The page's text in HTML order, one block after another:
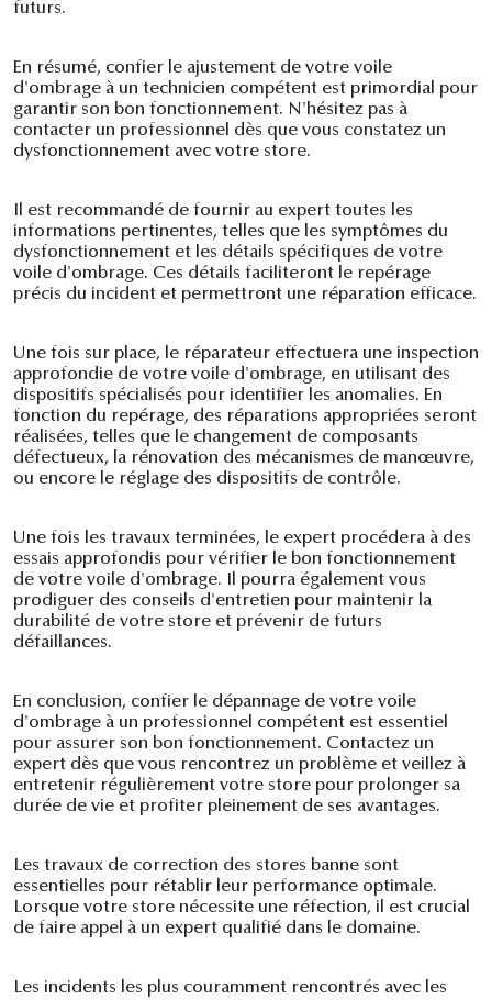
futurs.
En résumé, confier le ajustement de votre voile
d'ombrage à un technicien compétent est primordial pour
garantir son bon fonctionnement. N'hésitez pas à
contacter un professionnel dès que vous constatez un
dysfonctionnement avec votre store.
Il est recommandé de fournir au expert toutes les
informations pertinentes, telles que les symptômes du
dysfonctionnement et les détails spécifiques de votre
voile d'ombrage. Ces détails faciliteront le repérage
précis du incident et permettront une réparation efficace.
Une fois sur place, le réparateur effectuera une inspection
approfondie de votre voile d'ombrage, en utilisant des
dispositifs spécialisés pour identifier les anomalies. En
fonction du repérage, des réparations appropriées seront
réalisées, telles que le changement de composants
défectueux, la rénovation des mécanismes de manœuvre,
ou encore le réglage des dispositifs de contrôle.
Une fois les travaux terminées, le expert procédera à des
essais approfondis pour vérifier le bon fonctionnement
de votre voile d'ombrage. Il pourra également vous
prodiguer des conseils d'entretien pour maintenir la
durabilité de votre store et prévenir de futurs
défaillances.
En conclusion, confier le dépannage de votre voile
d'ombrage à un professionnel compétent est essentiel
pour assurer son bon fonctionnement. Contactez un
expert dès que vous rencontrez un problème et veillez à
entretenir régulièrement votre store pour prolonger sa
durée de vie et profiter pleinement de ses avantages.
Les travaux de correction des stores banne sont
essentielles pour rétablir leur performance optimale.
Lorsque votre store nécessite une réfection, il est crucial
de faire appel à un expert qualifié dans le domaine.
Les incidents les plus couramment rencontrés avec les